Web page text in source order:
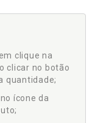
clique na
clicar no botão
quantidade;
ícone da